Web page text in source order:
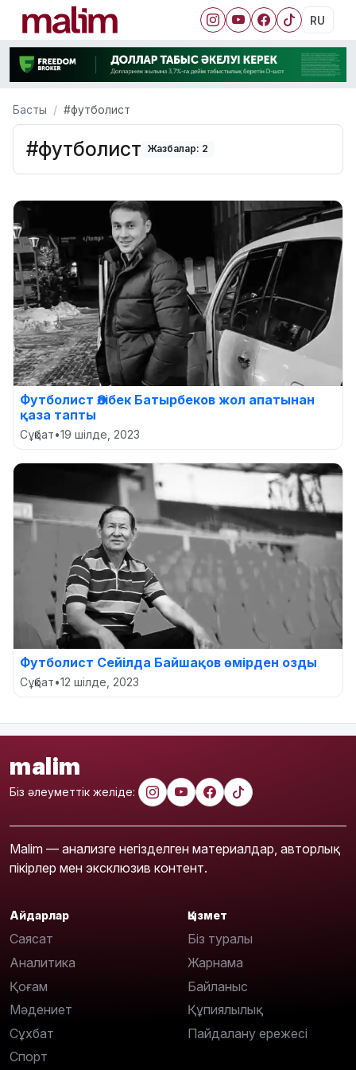
RU
Басты #футболист
#футболист Жазбалар: 2
Футболист Әлібек Батырбеков жол апатынан
қаза тапты
Сұқбат•19 шілде, 2023
Футболист Сейілда Байшақов өмірден озды
Сұқбат•12 шілде, 2023
malim
Біз әлеуметтік желіде:
Malim — анализге негізделген материалдар, авторлық
пікірлер мен эксклюзив контент.
Айдарлар
Саясат
Аналитика
Қоғам
Мәдениет
Сұхбат
Спорт
Қызмет
Біз туралы
Жарнама
Байланыс
Құпиялылық
Пайдалану ережесі